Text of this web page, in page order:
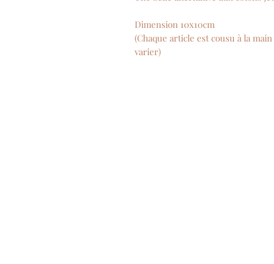
Dimension 10x10cm
(Chaque article est cousu à la
varier)